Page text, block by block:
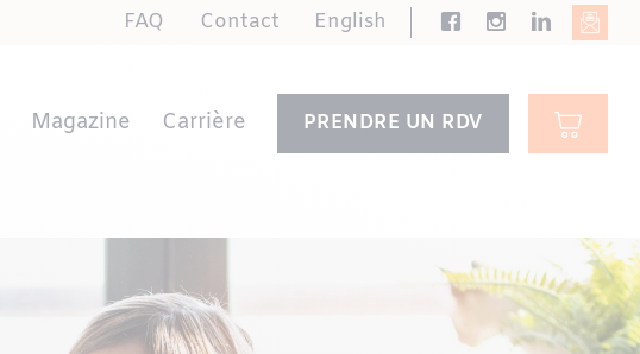
FAQ Contact English
Magazine Carrière PRENDRE UN RDV